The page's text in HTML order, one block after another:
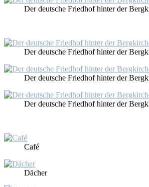
Der deut­sche Fried­hof hin­ter der
Der deut­sche Fried­hof hin­ter der
Der deut­sche Fried­hof hin­ter der
Der deut­sche Fried­hof hin­ter der
Ca­fé
Dä­cher